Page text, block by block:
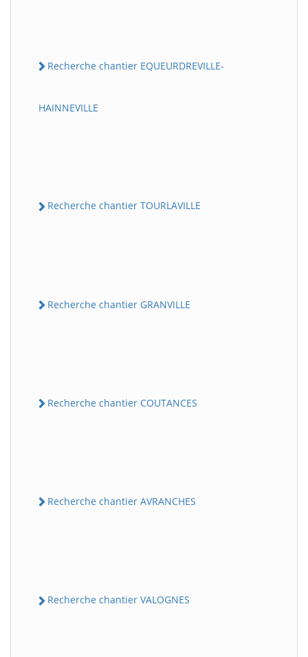
Recherche chantier EQUEURDREVILLE-
HAINNEVILLE
Recherche chantier TOURLAVILLE
Recherche chantier GRANVILLE
Recherche chantier COUTANCES
Recherche chantier AVRANCHES
Recherche chantier VALOGNES